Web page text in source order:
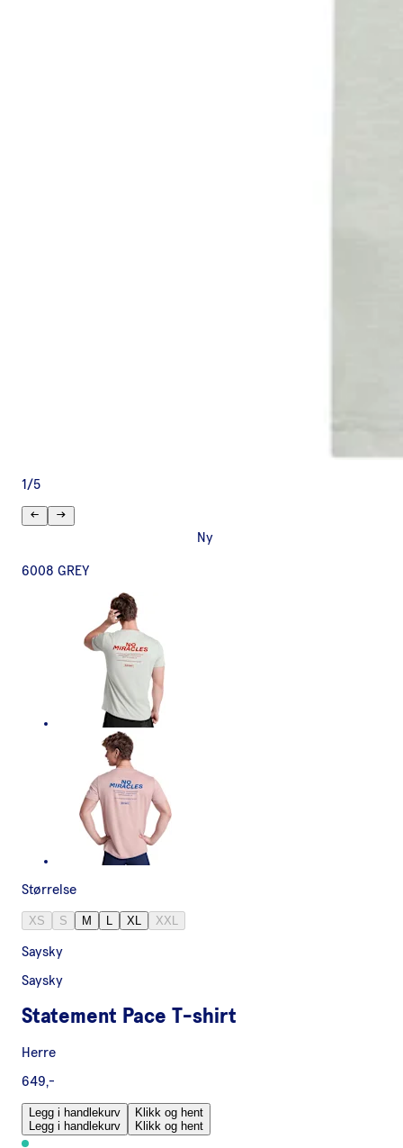
1 /5
Ny
6008 GREY
Størrelse
XS S M L XL XXL
Saysky
Saysky
Statement Pace T-shirt
Herre
649,-
Legg i handlekurv
Legg i handlekurv
Klikk og hent
Klikk og hent